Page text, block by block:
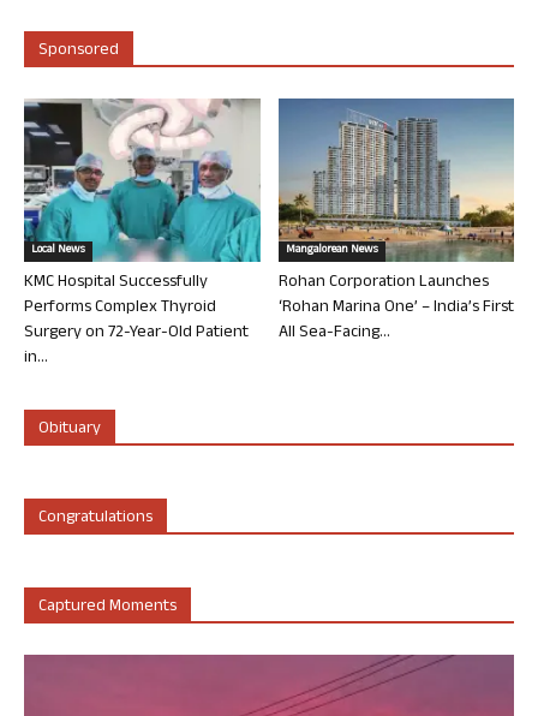
Sponsored
Local News
KMC Hospital Successfully
Performs Complex Thyroid
Surgery on 72-Year-Old Patient
in...
Mangalorean News
Rohan Corporation Launches
‘Rohan Marina One’ – India’s First
All Sea-Facing...
Obituary
Congratulations
Captured Moments